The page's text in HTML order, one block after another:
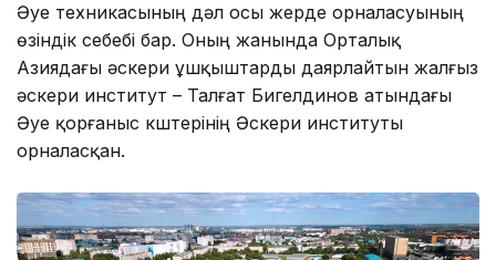
Әуе техникасының дәл осы жерде орналасуының
өзіндік себебі бар. Оның жанында Орталық
Азиядағы әскери ұшқыштарды даярлайтын жалғыз
әскери институт – Талғат Бигелдинов атындағы
Әуе қорғаныс күштерінің Әскери институты
орналасқан.